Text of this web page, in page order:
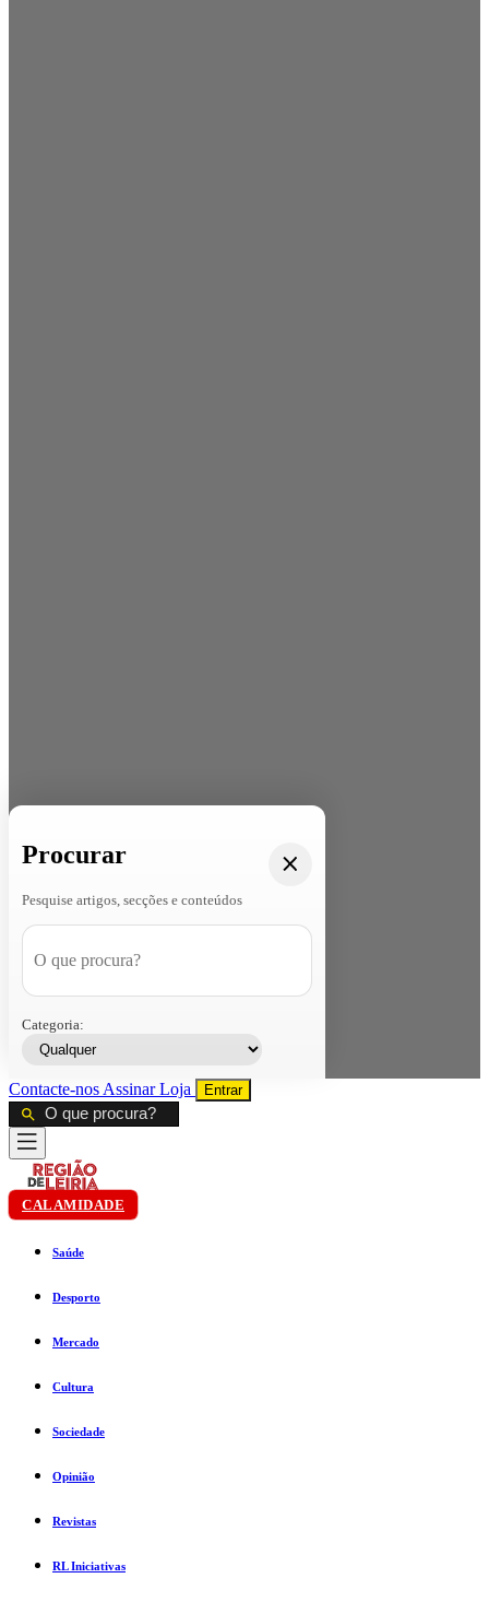
Procurar
Pesquise artigos, secções e conteúdos
Categoria:
Contacte-nos AssinarLoja Entrar
CALAMIDADE
Saúde
Desporto
Mercado
Cultura
Sociedade
Opinião
Revistas
RL Iniciativas